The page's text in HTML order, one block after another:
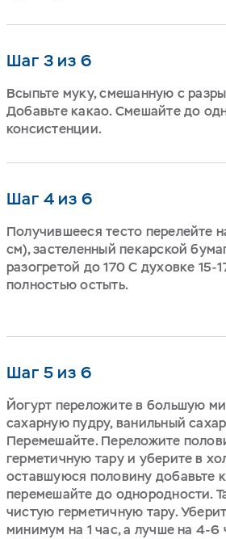
Шаг 3 из 6
Всыпьте муку, смешанную с
Добавьте какао. Смешайте до
консистенции.
Шаг 4 из 6
Получившееся тесто перелейте
см), застеленный пекарской
разогретой до 170 С духовке 15-
полностью остыть.
Шаг 5 из 6
Йогурт переложите в большую
сахарную пудру, ванильный
Перемешайте. Переложите
герметичную тару и уберите в
оставшуюся половину добавьте
перемешайте до однородности.
чистую герметичную тару.
минимум на 1 час, а лучше на 4-6